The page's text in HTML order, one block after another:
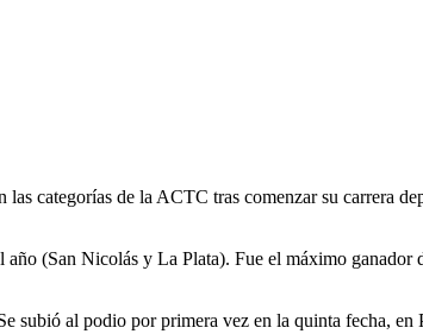
categorías de la ACTC tras comenzar su carrera
(San Nicolás y La Plata). Fue el máximo
al podio por primera vez en la quinta fecha, en